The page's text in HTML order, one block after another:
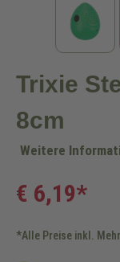
Trixie
8cm
Weitere
€ 6,19*
*Alle Preise inkl.